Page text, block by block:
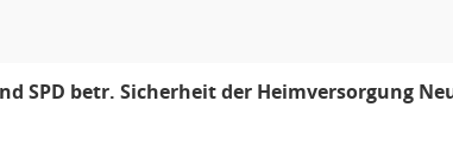
SPD betr. Sicherheit der Heimversorgung